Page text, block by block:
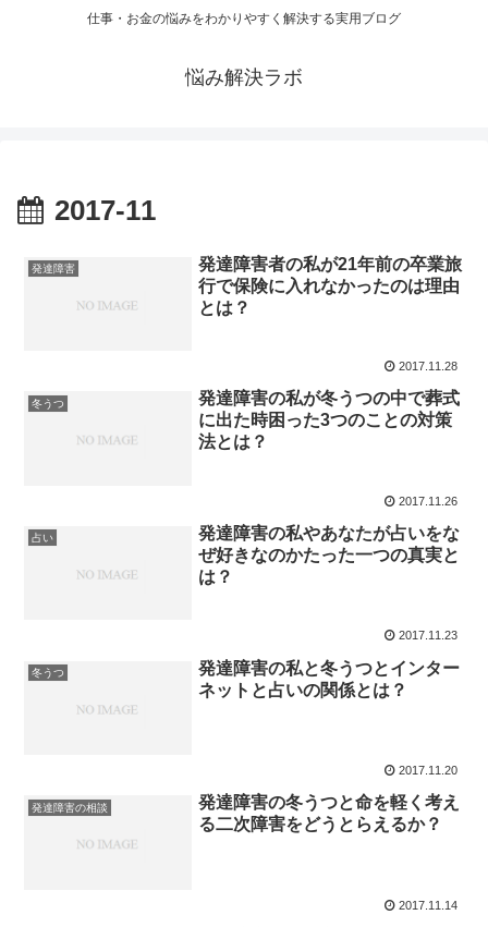
仕事・お金の悩みをわかりやすく解決する実用ブログ
悩み解決ラボ
2017-11
発達障害
発達障害者の私が21年前の卒業旅
行で保険に入れなかったのは理由
とは？
2017.11.28
冬うつ
発達障害の私が冬うつの中で葬式
に出た時困った3つのことの対策
法とは？
2017.11.26
占い
発達障害の私やあなたが占いをな
ぜ好きなのかたった一つの真実と
は？
2017.11.23
冬うつ
発達障害の私と冬うつとインター
ネットと占いの関係とは？
2017.11.20
発達障害の相談
発達障害の冬うつと命を軽く考え
る二次障害をどうとらえるか？
2017.11.14